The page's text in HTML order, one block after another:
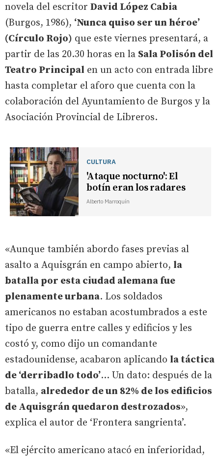
novela del escritor David López Cabia
(Burgos, 1986), ‘Nunca quiso ser un héroe’
(Círculo Rojo) que este viernes presentará, a
partir de las 20.30 horas en la Sala Polisón del
Teatro Principal en un acto con entrada libre
hasta completar el aforo que cuenta con la
colaboración del Ayuntamiento de Burgos y la
Asociación Provincial de Libreros.
CULTURA
'Ataque nocturno': El
botín eran los radares
Alberto Marroquín
«Aunque también abordo fases previas al
asalto a Aquisgrán en campo abierto, la
batalla por esta ciudad alemana fue
plenamente urbana. Los soldados
americanos no estaban acostumbrados a este
tipo de guerra entre calles y edificios y les
costó y, como dijo un comandante
estadounidense, acabaron aplicando la táctica
de ‘derribadlo todo’... Un dato: después de la
batalla, alrededor de un 82% de los edificios
de Aquisgrán quedaron destrozados»,
explica el autor de ‘Frontera sangrienta’.
«El ejército americano atacó en inferioridad,